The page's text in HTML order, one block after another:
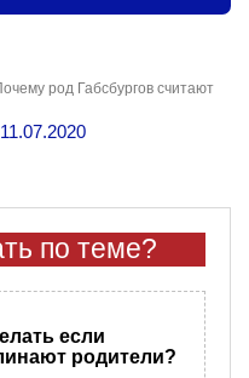
род Габсбургов считают
по теме?
если
родители?